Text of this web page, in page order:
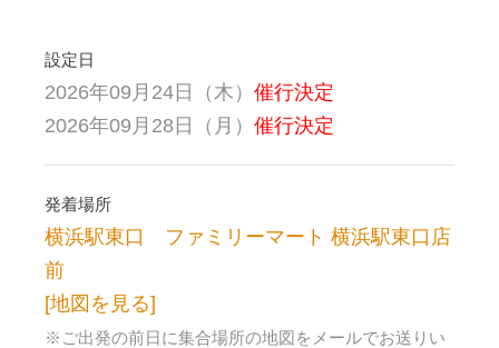
設定日
2026年09月24日（木） 催行決定
2026年09月28日（月） 催行決定
発着場所
横浜駅東口 ファミリーマート 横浜駅東口店
前
[地図を見る]
※ご出発の前日に集合場所の地図をメールでお送りい